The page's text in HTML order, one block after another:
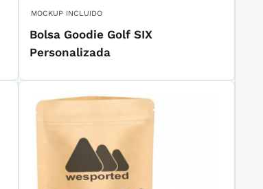
venta
MOCKUP INCLUIDO
Bolsa Goodie Golf SIX
Personalizada